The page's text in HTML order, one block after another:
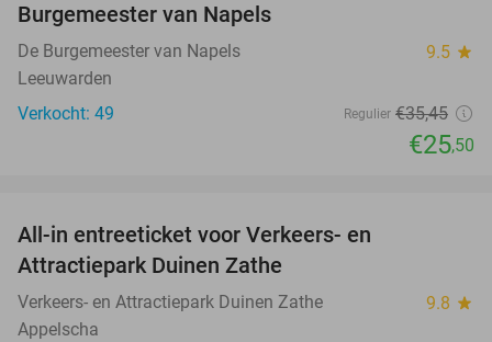
Burgemeester van Napels
De Burgemeester van Napels 9.5 star
Leeuwarden
Verkocht: 49
Regulier €35,45
€25,50
All-in entreeticket voor Verkeers- en
Attractiepark Duinen Zathe
Verkeers- en Attractiepark Duinen Zathe 9.8 star
Appelscha